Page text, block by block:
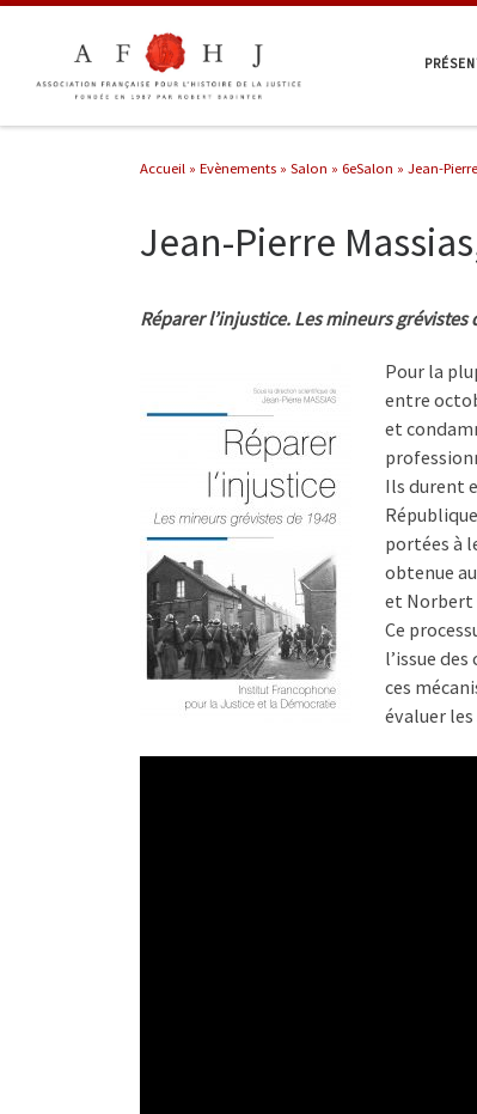
Accueil » Evènements » Salon » 6eSalon » Jean-
Jean-Pierre
Réparer l’injustice. Les mineurs grévistes
Pour la
entre
et
Ils durent
portées à
obtenue
et Norbert
Ce
l’issue
ces
évaluer